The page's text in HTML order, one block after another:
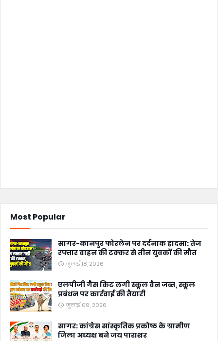
Most Popular
सागर-कानपुर फोरलेन पर दर्दनाक हादसा: तेज
रफ्तार वाहन की टक्कर से तीन युवकों की मौत
जुलाई 18, 2026
एलपीजी गैस किट लगी स्कूल वैन जब्त, स्कूल
प्रबंधन पर कार्रवाई की तैयारी
जुलाई 09, 2026
सागर: कांग्रेस सांस्कृतिक प्रकोष्ठ के ग्रामीण
जिला अध्यक्ष बने जय पाराशर